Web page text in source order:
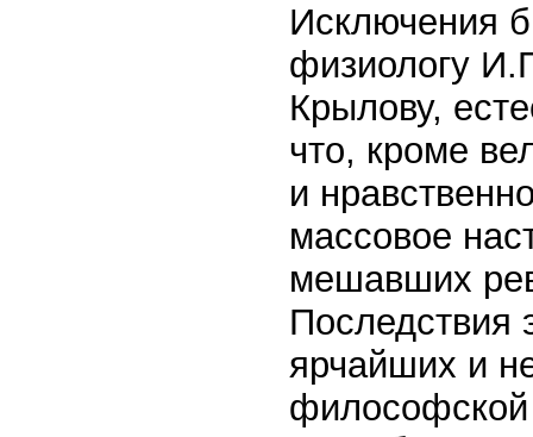
Исключения
физиологу
Крылову,
что, кроме
и
массовое
мешавших
Последствия
ярчайших и
философской